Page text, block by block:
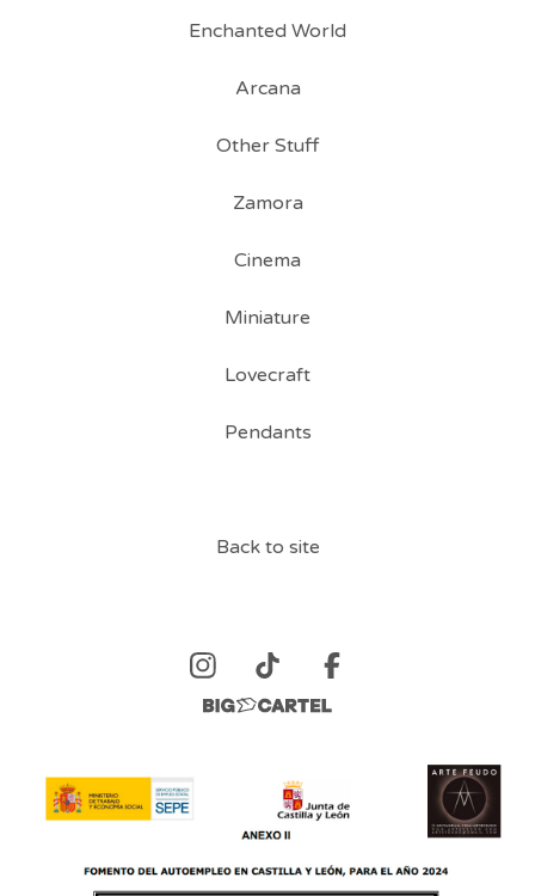
Enchanted World
Arcana
Other Stuff
Zamora
Cinema
Miniature
Lovecraft
Pendants
Back to site